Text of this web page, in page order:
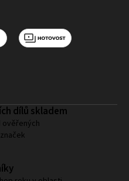
dílů skladem
ověřených